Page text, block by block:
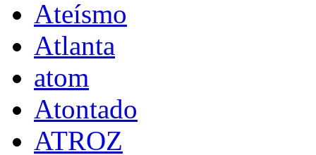
Ateísmo
Atlanta
atom
Atontado
ATROZ